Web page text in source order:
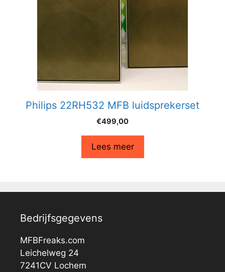
Philips 22RH532 MFB luidsprekerset
€499,00
Lees meer
Bedrijfsgegevens
MFBFreaks.com
Leichelweg 24
7241CV Lochem